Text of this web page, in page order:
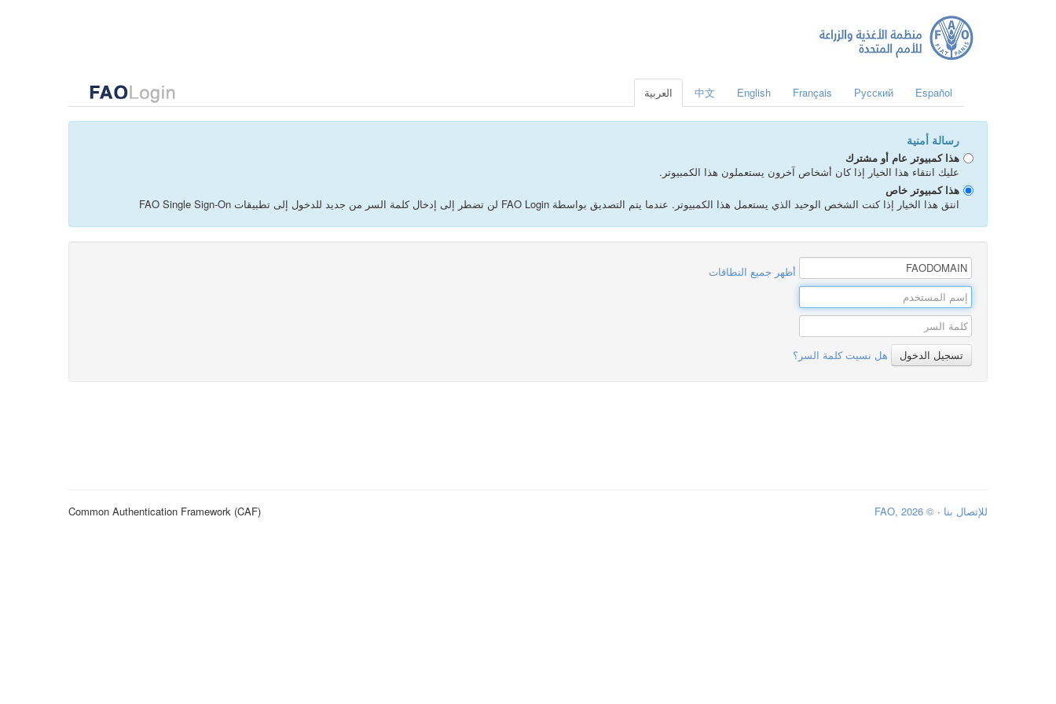
Español
Русский
Français
English
中文 العربية
رسالة أمنية
هذا كمبيوتر عام أو مشترك
عليك انتقاء هذا الخيار إذا كان أشخاص آخرون يستعملون هذا الكمبيوتر.
هذا كمبيوتر خاص
انتق هذا الخيار إذا كنت الشخص الوحيد الذي يستعمل هذا الكمبيوتر. عندما يتم التصديق بواسطة FAO Login لن تضطر إلى إدخال كلمة السر من جديد للدخول إلى تطبيقات FAO Single Sign-On
أﻇﻬﺮ ﺟﻤﻴﻊ اﻟﻨﻄﺎﻗﺎت
ﺗﺴﺠﻴﻞ اﻟﺪﺧﻮل هل نسيت كلمة السر؟
Common Authentication Framework (CAF) للإتصال بنا ·
© FAO, 2026